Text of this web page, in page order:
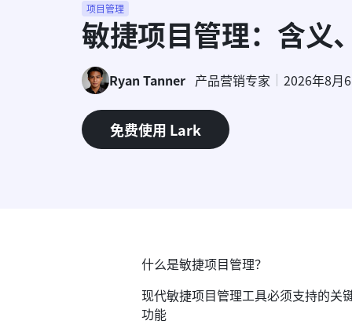
项目管理
敏捷项目管理：含义
Ryan Tanner 产品营销专家 2026年8月
免费使用 Lark
什么是敏捷项目管理？
现代敏捷项目管理工具必须支持的关
功能